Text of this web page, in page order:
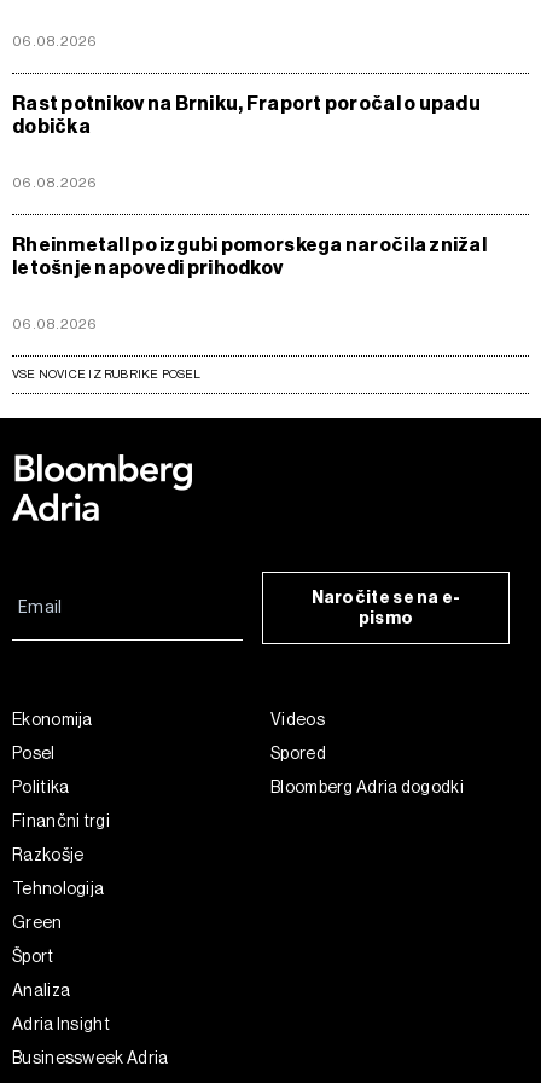
06.08.2026
Rast potnikov na Brniku, Fraport poročal o upadu
dobička
06.08.2026
Rheinmetall po izgubi pomorskega naročila znižal
letošnje napovedi prihodkov
06.08.2026
VSE NOVICE IZ RUBRIKE POSEL
Naročite se na e-
pismo
Ekonomija
Posel
Politika
Finančni trgi
Razkošje
Tehnologija
Green
Šport
Analiza
Adria Insight
Businessweek Adria
Videos
Spored
Bloomberg Adria dogodki